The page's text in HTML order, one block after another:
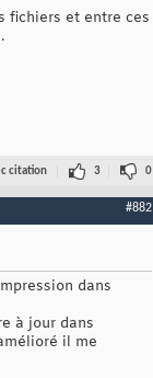
fichiers et entre ces
citation 3 0
#882
dans
à jour dans
il me